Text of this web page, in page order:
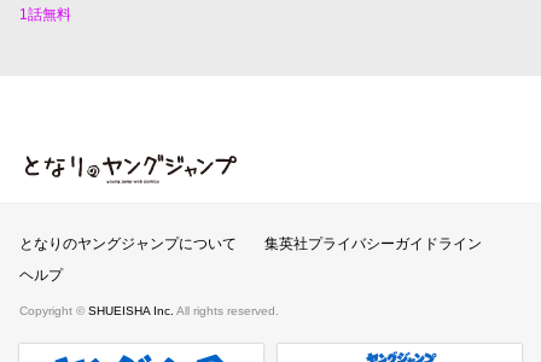
1話無料
となりのヤングジャンプ
となりのヤングジャンプについて
集英社プライバシーガイドライン
ヘルプ
Copyright © SHUEISHA Inc. All rights reserved.
ヤンジャンプラス 週刊ヤングジャンプ公式サイト